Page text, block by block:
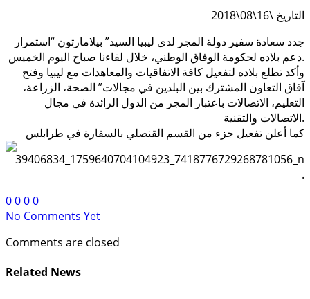
التاريخ \16\08\2018
جدد سعادة سفير دولة المجر لدى ليبيا السيد” بيلامارتون “استمرار
دعم بلاده لحكومة الوفاق الوطني، خلال لقاءنا صباح اليوم الخميس.
وأكد تطلع بلاده لتفعيل كافة الاتفاقيات والمعاهدات مع ليبيا وفتح
آفاق التعاون المشترك بين البلدين في مجالات” الصحة، الزراعة،
التعليم، الاتصالات باعتبار المجر من الدول الرائدة في مجال
الاتصالات والتقنية.
كما أعلن تفعيل جزء من القسم القنصلي بالسفارة في طرابلس
.
0000
No Comments Yet
Comments are closed
Related News